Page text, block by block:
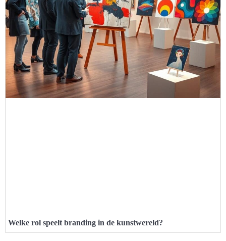
Welke rol speelt branding in de kunstwereld?